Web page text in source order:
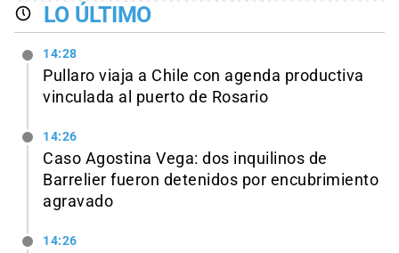
LO ÚLTIMO
14:28
Pullaro viaja a Chile con agenda productiva
vinculada al puerto de Rosario
14:26
Caso Agostina Vega: dos inquilinos de
Barrelier fueron detenidos por encubrimiento
agravado
14:26